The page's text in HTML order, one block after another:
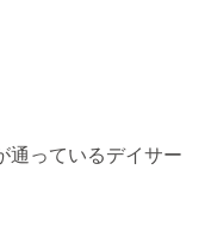
通っているデイサー